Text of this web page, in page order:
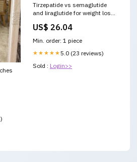
Tirzepatide vs semaglutide
and liraglutide for weight loss
obesity without diabetes: A
analysis in the United States
US$ 26.04
Min. order: 1 piece
★★★★★5.0 (23 reviews)
Sold : Login>>